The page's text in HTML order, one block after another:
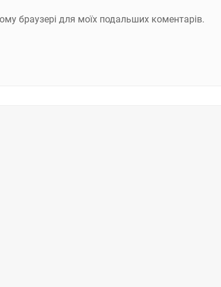
браузері для моїх подальших коментарів.